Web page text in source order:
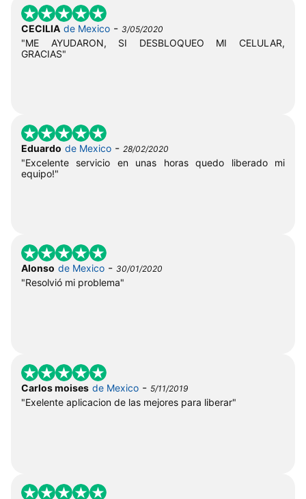
CECILIA de Mexico - 3/05/2020
"ME AYUDARON, SI DESBLOQUEO MI CELULAR,
GRACIAS"
Eduardo de Mexico - 28/02/2020
"Excelente servicio en unas horas quedo liberado mi
equipo!"
Alonso de Mexico - 30/01/2020
"Resolvió mi problema"
Carlos moises de Mexico - 5/11/2019
"Exelente aplicacion de las mejores para liberar"